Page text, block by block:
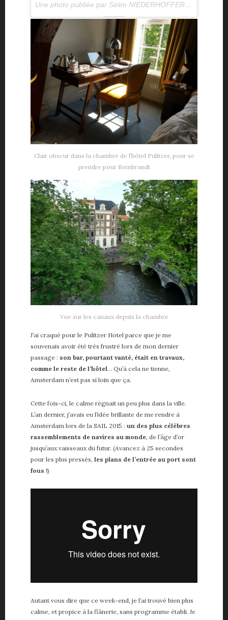
Une photo publiée par Sélim NIEDERHOFFER (@selimniederhoffer) le
Clair obscur dans la chambre de l’hôtel Pulitzer, pour se
prendre pour Rembrandt
Vue sur les canaux depuis la chambre
J’ai craqué pour le Pulitzer Hotel parce que je me
souvenais avoir été très frustré lors de mon dernier
passage : son bar, pourtant vanté, était en travaux,
comme le reste de l’hôtel… Qu’à cela ne tienne,
Amsterdam n’est pas si loin que ça.
Cette fois-ci, le calme régnait un peu plus dans la ville.
L’an dernier, j’avais eu l’idée brillante de me rendre à
Amsterdam lors de la SAIL 2015 : un des plus célèbres
rassemblements de navires au monde, de l’âge d’or
jusqu’aux vaisseaux du futur. (Avancez à 25 secondes
pour les plus pressés, les plans de l’entrée au port sont
fous !)
Autant vous dire que ce week-end, je l’ai trouvé bien plus
calme, et propice à la flânerie, sans programme établi. Je